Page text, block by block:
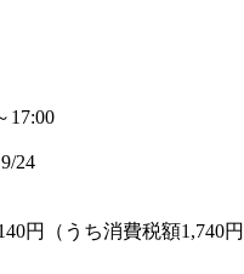
17:00
24
円（うち消費税額1,740